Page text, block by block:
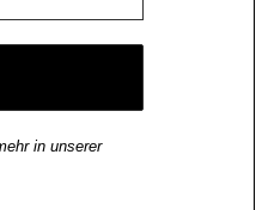
in unserer